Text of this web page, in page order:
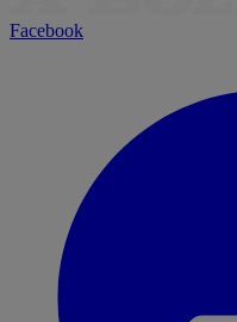
Facebook